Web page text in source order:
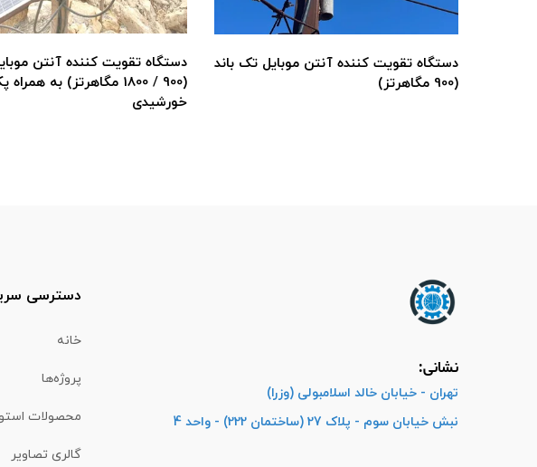
دستگاه تقویت کننده آنتن موبایل 2 باند
(900 / 1800 مگاهرتز) به همراه پکیج
(900 / 1800 مگاهرتز)
نشانی:
تهران - خیابان خالد اسلامبولی (وزرا)
نبش خیابان سوم - پلاک 27 (ساختمان 222) - واحد 4
دسترسی
خانه
پروژه‌ها
محصولات
گالری تصاویر